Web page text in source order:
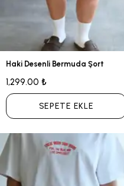
Haki Desenli Bermuda Şort
1,299.00 ₺
SEPETE EKLE